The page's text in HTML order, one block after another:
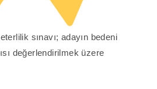
sınavı; adayın bedeni
değerlendirilmek üzere